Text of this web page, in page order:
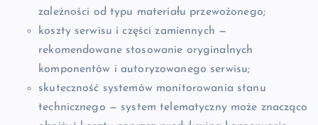
zależności od typu materiału przewożonego;
koszty serwisu i części zamiennych —
rekomendowane stosowanie oryginalnych
komponentów i autoryzowanego serwisu;
skuteczność systemów monitorowania stanu
technicznego — system telematyczny może znacząco